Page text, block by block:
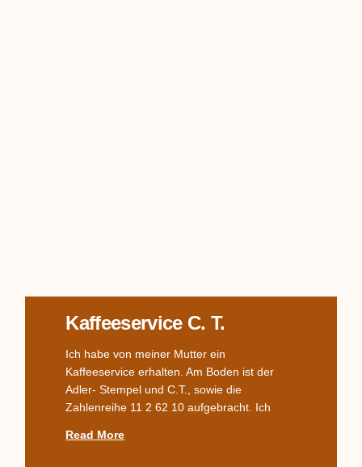
Kaffeeservice C. T.
Ich habe von meiner Mutter ein
Kaffeeservice erhalten. Am Boden ist der
Adler- Stempel und C.T., sowie die
Zahlenreihe 11 2 62 10 aufgebracht. Ich
Read More